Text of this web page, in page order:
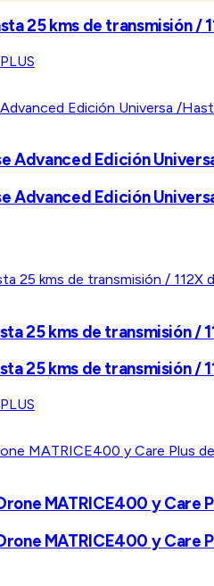
25 kms de transmisión
Advanced Edición
Advanced Edición
25 kms de transmisión /
25 kms de transmisión /
MATRICE400 y Care
MATRICE400 y Care